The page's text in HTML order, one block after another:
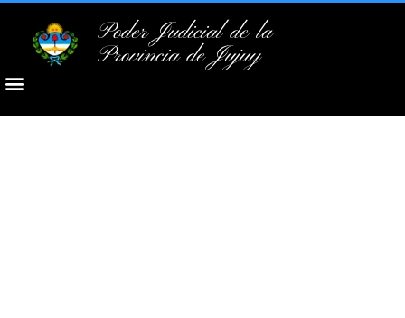
Poder Judicial de la
Provincia de Jujuy